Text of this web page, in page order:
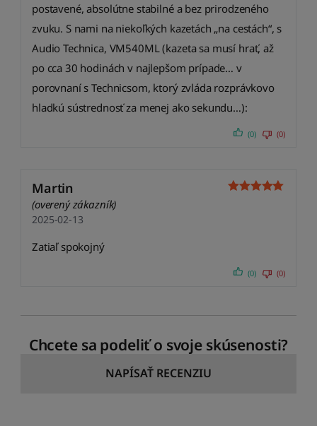
postavené, absolútne stabilné a bez prirodzeného
zvuku. S nami na niekoľkých kazetách „na cestách“, s
Audio Technica, VM540ML (kazeta sa musí hrať, až
po cca 30 hodinách v najlepšom prípade… v
porovnaní s Technicsom, ktorý zvláda rozprávkovo
hladkú sústrednosť za menej ako sekundu…):
(0) (0)
Martin
(overený zákazník)
2025-02-13
Zatiaľ spokojný
(0) (0)
Chcete sa podeliť o svoje skúsenosti?
NAPÍSAŤ RECENZIU